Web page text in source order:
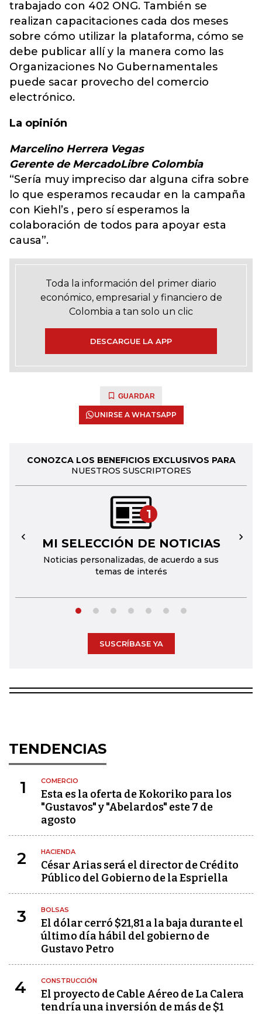
trabajado con 402 ONG. También se
realizan capacitaciones cada dos meses
sobre cómo utilizar la plataforma, cómo se
debe publicar allí y la manera como las
Organizaciones No Gubernamentales
puede sacar provecho del comercio
electrónico.
La opinión
Marcelino Herrera Vegas
Gerente de MercadoLibre Colombia
“Sería muy impreciso dar alguna cifra sobre
lo que esperamos recaudar en la campaña
con Kiehl’s , pero sí esperamos la
colaboración de todos para apoyar esta
causa”.
Toda la información del primer diario
económico, empresarial y financiero de
Colombia a tan solo un clic
DESCARGUE LA APP
GUARDAR
UNIRSE A WHATSAPP
CONOZCA LOS BENEFICIOS EXCLUSIVOS PARA
NUESTROS SUSCRIPTORES
1
MI SELECCIÓN DE NOTICIAS
Noticias personalizadas, de acuerdo a sus
temas de interés
← →
SUSCRÍBASE YA
TENDENCIAS
1 COMERCIO
Esta es la oferta de Kokoriko para los
"Gustavos" y "Abelardos" este 7 de
agosto
2 HACIENDA
César Arias será el director de Crédito
Público del Gobierno de la Espriella
3 BOLSAS
El dólar cerró $21,81 a la baja durante el
último día hábil del gobierno de
Gustavo Petro
4 CONSTRUCCIÓN
El proyecto de Cable Aéreo de La Calera
tendría una inversión de más de $1